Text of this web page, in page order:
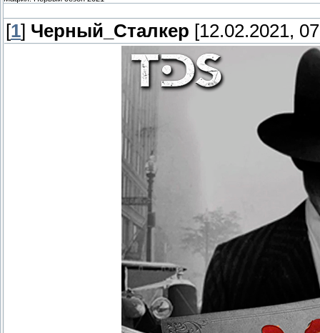
[1] Черный_Сталкер [12.02.2021,